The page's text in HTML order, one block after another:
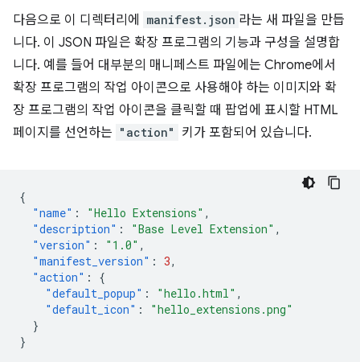
다음으로 이 디렉터리에 manifest.json 라는 새 파일을 만듭
니다. 이 JSON 파일은 확장 프로그램의 기능과 구성을 설명합
니다. 예를 들어 대부분의 매니페스트 파일에는 Chrome에서
확장 프로그램의 작업 아이콘으로 사용해야 하는 이미지와 확
장 프로그램의 작업 아이콘을 클릭할 때 팝업에 표시할 HTML
페이지를 선언하는 "action" 키가 포함되어 있습니다.
{
"name" : "Hello Extensions" ,
"description" : "Base Level Extension" ,
"version" : "1.0" ,
"manifest_version" : 3,
"action" :
{
"default_popup" : "hello.html" ,
"default_icon" :
"hello_extensions.png"
}
}